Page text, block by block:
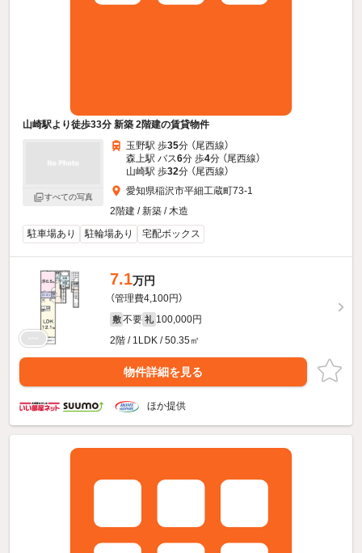
山崎駅より徒歩33分 新築 2階建の賃貸物件
すべての写真
玉野駅 歩35分 （尾西線）
森上駅 バス6分 歩4分 （尾西線）
山崎駅 歩32分 （尾西線）
愛知県稲沢市平細工蔵町73-1
2階建 / 新築 / 木造
駐車場あり
駐輪場あり 宅配ボックス
7.1万円
（管理費4,100円）
敷 不要 礼 100,000円
2階 / 1LDK / 50.35㎡
物件詳細を見る
ほか提供